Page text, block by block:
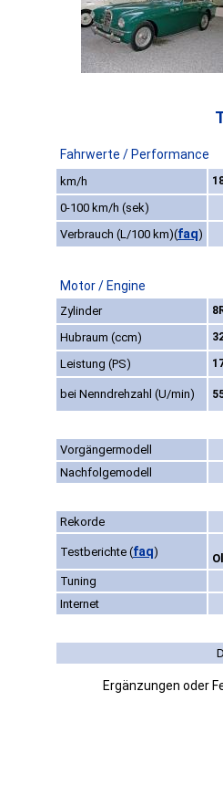
Fahrwerte / Performance
km/h
0-100 km/h (sek)
Verbrauch (L/100 km)(faq)
Motor / Engine
Zylinder
Hubraum (ccm)
Leistung (PS)
bei Nenndrehzahl (U/min)
Vorgängermodell
Nachfolgemodell
Rekorde
Testberichte (faq)
Tuning
Internet
Ergänzungen oder